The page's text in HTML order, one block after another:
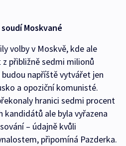
Moskvané
volby v Moskvě, kde ale
přibližně sedmi milionů
napříště vytvářet jen
a opoziční komunisté.
hranici sedmi procent
kandidátů ale byla vyřazena
– údajně kvůli
připomíná Pazderka.